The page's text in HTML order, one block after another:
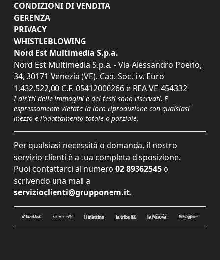
CONDIZIONI DI VENDITA
GERENZA
PRIVACY
WHISTLEBLOWING
Nord Est Multimedia S.p.a.
Nord Est Multimedia S.p.a. - Via Alessandro Poerio,
34, 30171 Venezia (VE). Cap. Soc. i.v. Euro
1.432.522,00 C.F. 05412000266 e REA VE-454332
I diritti delle immagini e dei testi sono riservati. È
espressamente vietata la loro riproduzione con qualsiasi
mezzo e l'adattamento totale o parziale.
Per qualsiasi necessità o domanda, il nostro
servizio clienti è a tua completa disposizione.
Puoi contattarci al numero 02 89362545 o
scrivendo una mail a
servizioclienti@grupponem.it.